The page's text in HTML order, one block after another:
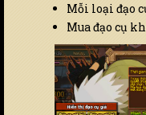
Mỗi loại đạo
Mua đạo cụ